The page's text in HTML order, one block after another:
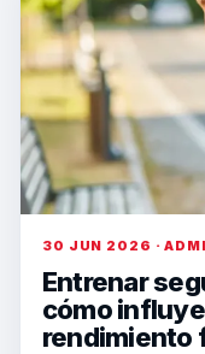
30 JUN 2026 ·
Entrenar
cómo
rendimiento